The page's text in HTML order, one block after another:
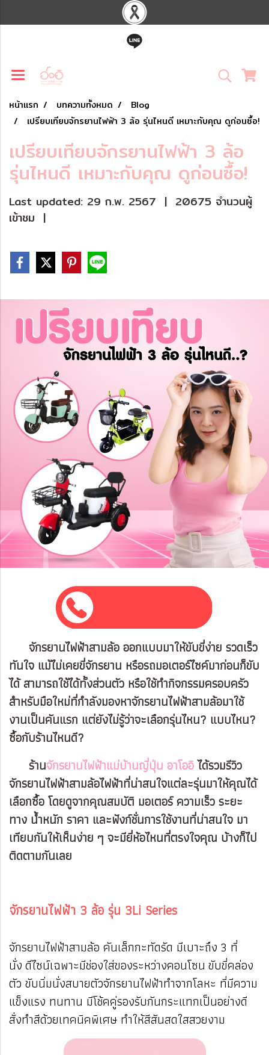
หน้าแรก บทความทั้งหมด
Blog
เปรียบเทียบจักรยานไฟฟ้า 3 ล้อ รุ่นไหนดี เหมาะกับคุณ ดูก่อนซื้อ!
เปรียบเทียบจักรยานไฟฟ้า 3 ล้อ
รุ่นไหนดี เหมาะกับคุณ ดูก่อนซื้อ!
Last updated: 29 ก.พ. 2567 | 20675 จำนวนผู้
เข้าชม |
จักรยานไฟฟ้าสามล้อ ออกแบบมาให้ขับขี่ง่าย รวดเร็ว
ทันใจ แม้ไม่เคยขี่จักรยาน หรือรถมอเตอร์ไซค์มาก่อนก็ขับ
ได้ สามารถใช้ได้ทั้งส่วนตัว หรือใช้ทำกิจกรรมครอบครัว
สำหรับมือใหม่ที่กำลังมองหาจักรยานไฟฟ้าสามล้อมาใช้
งานเป็นคันแรก แต่ยังไม่รู้ว่าจะเลือกรุ่นไหน? แบบไหน?
ซื้อกับร้านไหนดี?
ร้านจักรยานไฟฟ้าแม่บ้านญี่ปุ่น อาโออิได้รวมรีวิว
จักรยานไฟฟ้าสามล้อไฟฟ้าที่น่าสนใจแต่ละรุ่นมาให้คุณได้
เลือกซื้อ โดยดูจากคุณสมบัติ มอเตอร์ ความเร็ว ระยะ
ทาง น้ำหนัก ราคา และฟังก์ชั่นการใช้งานที่น่าสนใจ มา
เทียบกันให้เห็นง่าย ๆ จะมียี่ห้อไหนที่ตรงใจคุณ บ้างก็ไป
ติดตามกันเลย
จักรยานไฟฟ้า 3 ล้อ รุ่น 3Li Series
จักรยานไฟฟ้าสามล้อ คันเล็กกะทัดรัด มีเบาะถึง 3 ที่
นั่ง ดีไซน์เฉพาะมีช่องใส่ของระหว่างคอนโซน ขับขี่คล่อง
ตัว ขับนิ่มนั่งสบายตัวจักรยานไฟฟ้าทำจากโลหะ ที่มีความ
แข็งแรง ทนทาน มีโช้คคู่รองรับกันกระแทกเป็นอย่างดี
สั่งทำสีด้วยเทคนิคพิเศษ ทำให้สีสันสดใสสวยงาม